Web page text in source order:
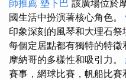
師推薦 墊下巴 該廣場位於
國生活中扮演著核心角色。
印象深刻的風琴和大理石祭
每個定居點都有獨特的特
摩納哥的多樣性和吸引力。
賽事，網球比賽，帆船比賽